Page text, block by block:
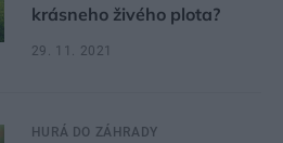
krásneho živého plota?
29. 11. 2021
HURÁ DO ZÁHRADY